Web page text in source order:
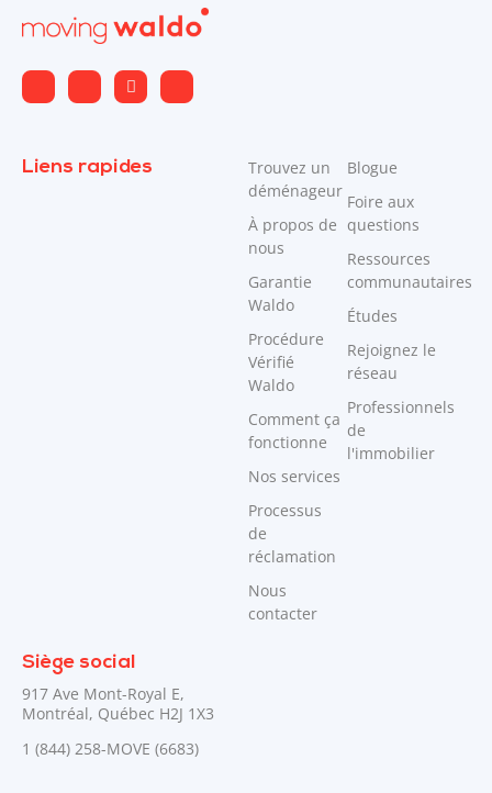
Liens rapides
Trouvez un
déménageur
À propos de
nous
Garantie
Waldo
Procédure
Vérifié
Waldo
Comment ça
fonctionne
Nos services
Processus
de
réclamation
Nous
contacter
Blogue
Foire aux
questions
Ressources
communautaires
Études
Rejoignez le
réseau
Professionnels
de
l'immobilier
Siège social
917 Ave Mont-Royal E,
Montréal, Québec H2J 1X3
1 (844) 258-MOVE (6683)